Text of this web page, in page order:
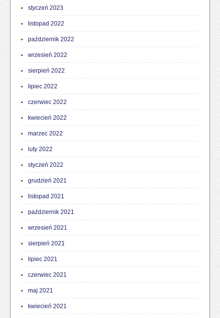
styczeń 2023
listopad 2022
październik 2022
wrzesień 2022
sierpień 2022
lipiec 2022
czerwiec 2022
kwiecień 2022
marzec 2022
luty 2022
styczeń 2022
grudzień 2021
listopad 2021
październik 2021
wrzesień 2021
sierpień 2021
lipiec 2021
czerwiec 2021
maj 2021
kwiecień 2021